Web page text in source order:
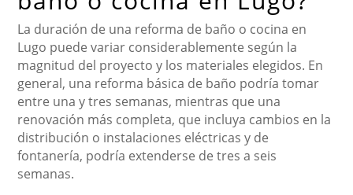
La duración de una reforma de baño o cocina en
Lugo puede variar considerablemente según la
magnitud del proyecto y los materiales elegidos. En
general, una reforma básica de baño podría tomar
entre una y tres semanas, mientras que una
renovación más completa, que incluya cambios en la
distribución o instalaciones eléctricas y de
fontanería, podría extenderse de tres a seis
semanas.